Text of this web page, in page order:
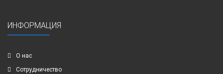
ИНФОРМАЦИЯ
О нас
Сотрудничество